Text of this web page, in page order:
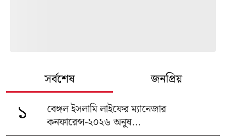
সর্বশেষ জনপ্রিয়
১
বেঙ্গল ইসলামি লাইফের ম্যানেজার
কনফারেন্স-২০২৬ অনুষ...